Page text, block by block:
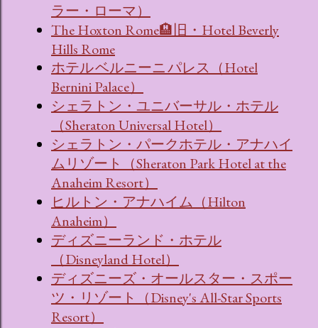
ラー・ローマ）
The Hoxton Rome🏨旧・Hotel Beverly
Hills Rome
ホテル ベルニーニ パレス（Hotel
Bernini Palace）
シェラトン・ユニバーサル・ホテル
（Sheraton Universal Hotel）
シェラトン・パークホテル・アナハイ
ムリゾート（Sheraton Park Hotel at the
Anaheim Resort）
ヒルトン・アナハイム（Hilton
Anaheim）
ディズニーランド・ホテル
（Disneyland Hotel）
ディズニーズ・オールスター・スポー
ツ・リゾート（Disney's All-Star Sports
Resort）